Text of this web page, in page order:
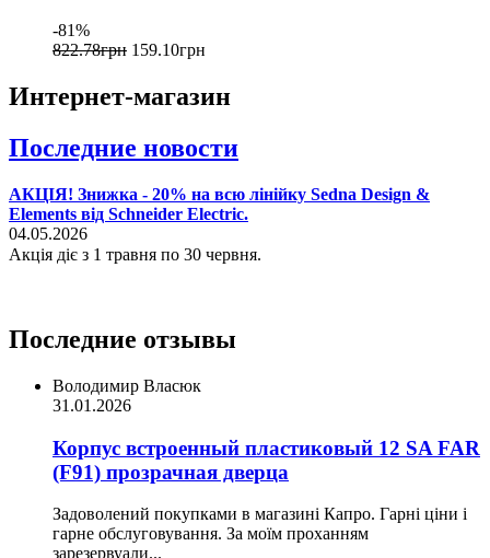
-81%
822.78грн 159.10грн
Интернет-магазин
Последние новости
АКЦІЯ! Знижка - 20% на всю лінійку Sedna Design &
Elements від Schneider Electric.
04.05.2026
Акція діє з 1 травня по 30 червня.
Последние отзывы
Володимир Власюк
31.01.2026
Корпус встроенный пластиковый 12 SA FAR
(F91) прозрачная дверца
Задоволений покупками в магазині Капро. Гарні ціни і
гарне обслуговування. За моїм проханням
зарезервуали...